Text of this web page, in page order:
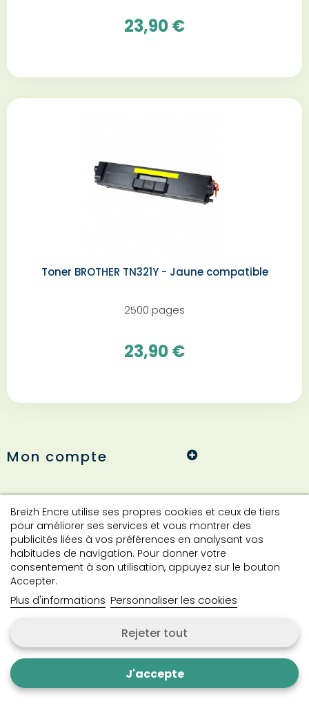
Breizh Encre utilise ses propres cookies et ceux de tiers
pour améliorer ses services et vous montrer des
publicités liées à vos préférences en analysant vos
habitudes de navigation. Pour donner votre
consentement à son utilisation, appuyez sur le bouton
Accepter.
Plus d'informations Personnaliser les cookies
Rejeter tout
J'accepte
23,90 €
Toner BROTHER TN321Y - Jaune compatible
2500 pages
23,90 €
Mon compte
Informations
Contact
Contactez-nous
Copyright © 2024 Breizh Encre. Tous droits réservés.